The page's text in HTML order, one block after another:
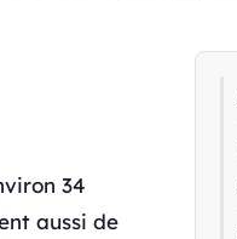
34
aussi de